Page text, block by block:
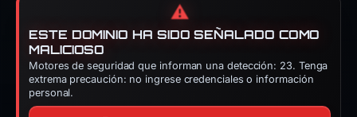
⚠️
ESTE DOMINIO HA SIDO SEÑALADO COMO
MALICIOSO
Motores de seguridad que informan una detección: 23. Tenga
extrema precaución: no ingrese credenciales o información
personal.